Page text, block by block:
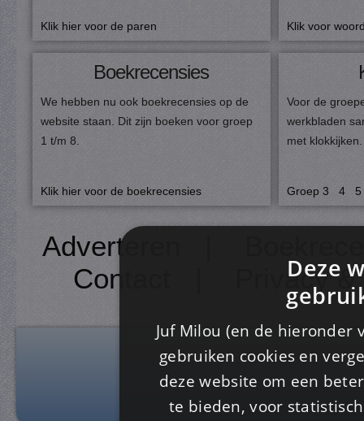
Klik hier voor de paren Klik voor
Boekrecensies
We hebben nu ook boekrecensies op de
website staan. Dit zijn boeken voor groep
1 t/m 8.
Klik hier voor de boekrecensies
Voor de
werkbladen
met klokkijken.
Groep 3 4 5
Adverteren
Contact
Privacy
Deze
Juf Milou (en de
gebruiken cookies en
deze website om een
te bieden, voor